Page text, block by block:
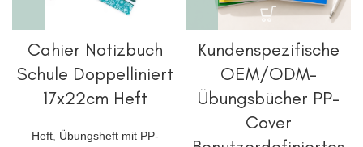
Cahier Notizbuch
Schule Doppelliniert
17x22cm Heft
Heft, Übungsheft mit PP-
Kundenspezifische
OEM/ODM-
Übungsbücher PP-
Cover